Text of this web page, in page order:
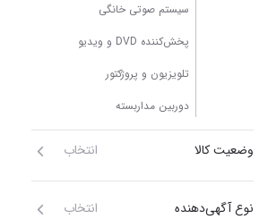
سیستم صوتی خانگی
پخش‌کننده DVD و ویدیو
تلویزیون و پروژکتور
دوربین مداربسته
وضعیت کالا انتخاب
نوع آگهی‌دهنده انتخاب